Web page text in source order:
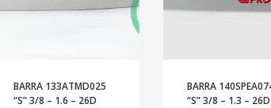
BARRA 133ATMD025
“S” 3/8 – 1.6 – 26D
BARRA
“S” 3/8 – 1.3 – 26D